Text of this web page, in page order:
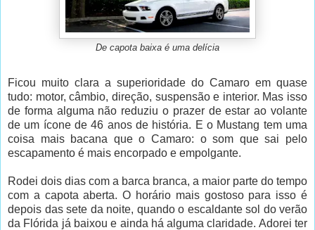
De capota baixa é uma delícia
Ficou muito clara a superioridade do Camaro em quase
tudo: motor, câmbio, direção, suspensão e interior. Mas isso
de forma alguma não reduziu o prazer de estar ao volante
de um ícone de 46 anos de história. E o Mustang tem uma
coisa mais bacana que o Camaro: o som que sai pelo
escapamento é mais encorpado e empolgante.
Rodei dois dias com a barca branca, a maior parte do tempo
com a capota aberta. O horário mais gostoso para isso é
depois das sete da noite, quando o escaldante sol do verão
da Flórida já baixou e ainda há alguma claridade. Adorei ter